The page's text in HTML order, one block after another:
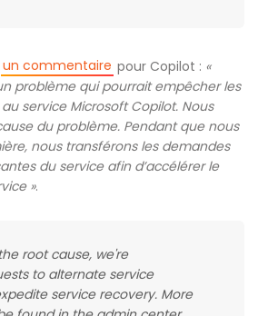
un commentaire pour Copilot : «
problème qui pourrait empêcher les
service Microsoft Copilot. Nous
du problème. Pendant que nous
nous transférons les demandes
du service afin d’accélérer le
».
root cause, we're
to alternate service
service recovery. More